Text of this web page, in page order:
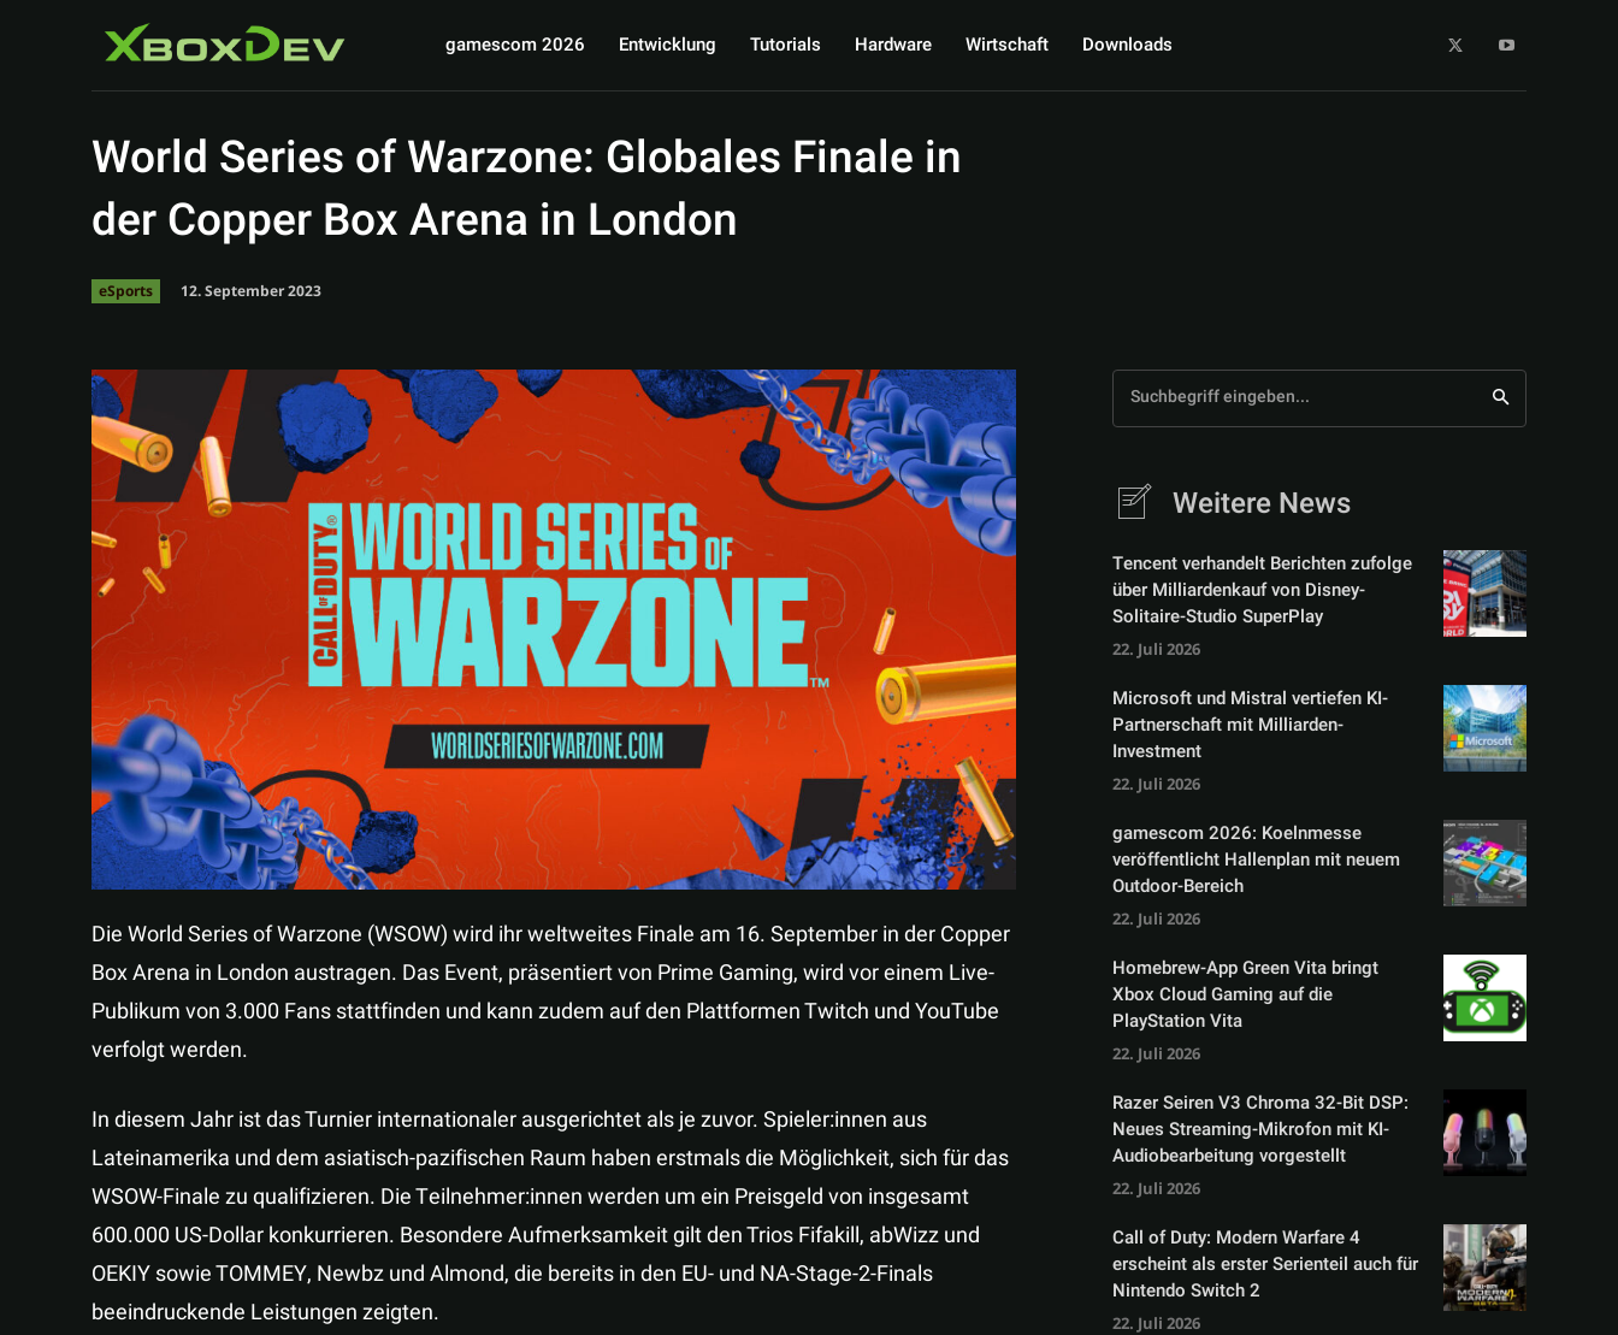
gamescom 2026 Entwicklung Tutorials Hardware Wirtschaft Downloads
World Series of Warzone: Globales Finale in
der Copper Box Arena in London
eSports 12. September 2023
Teilen
Die World Series of Warzone (WSOW) wird ihr weltweites Finale am 16. September in der Copper
Box Arena in London austragen. Das Event, präsentiert von Prime Gaming, wird vor einem Live-
Publikum von 3.000 Fans stattfinden und kann zudem auf den Plattformen Twitch und YouTube
verfolgt werden.
In diesem Jahr ist das Turnier internationaler ausgerichtet als je zuvor. Spieler:innen aus
Lateinamerika und dem asiatisch-pazifischen Raum haben erstmals die Möglichkeit, sich für das
WSOW-Finale zu qualifizieren. Die Teilnehmer:innen werden um ein Preisgeld von insgesamt
600.000 US-Dollar konkurrieren. Besondere Aufmerksamkeit gilt den Trios Fifakill, abWizz und
OEKIY sowie TOMMEY, Newbz und Almond, die bereits in den EU- und NA-Stage-2-Finals
beeindruckende Leistungen zeigten.
Suchbegriff eingeben...
Weitere News
Tencent verhandelt Berichten zufolge
über Milliardenkauf von Disney-
Solitaire-Studio SuperPlay
22. Juli 2026
Microsoft und Mistral vertiefen KI-
Partnerschaft mit Milliarden-
Investment
22. Juli 2026
gamescom 2026: Koelnmesse
veröffentlicht Hallenplan mit neuem
Outdoor-Bereich
22. Juli 2026
Homebrew-App Green Vita bringt
Xbox Cloud Gaming auf die
PlayStation Vita
22. Juli 2026
Razer Seiren V3 Chroma 32-Bit DSP:
Neues Streaming-Mikrofon mit KI-
Audiobearbeitung vorgestellt
22. Juli 2026
Call of Duty: Modern Warfare 4
erscheint als erster Serienteil auch für
Nintendo Switch 2
22. Juli 2026